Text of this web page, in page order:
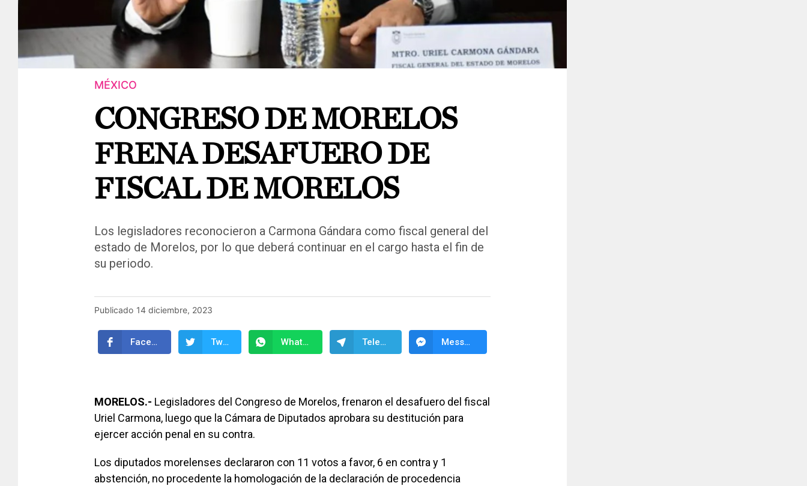
MÉXICO
CONGRESO DE MORELOS
FRENA DESAFUERO DE
FISCAL DE MORELOS
Los legisladores reconocieron a Carmona Gándara como fiscal general del
estado de Morelos, por lo que deberá continuar en el cargo hasta el fin de
su periodo.
Publicado 14 diciembre, 2023
Facebook Twitter WhatsApp Telegram Messenger
MORELOS.- Legisladores del Congreso de Morelos, frenaron el desafuero del fiscal
Uriel Carmona, luego que la Cámara de Diputados aprobara su destitución para
ejercer acción penal en su contra.
Los diputados morelenses declararon con 11 votos a favor, 6 en contra y 1
abstención, no procedente la homologación de la declaración de procedencia